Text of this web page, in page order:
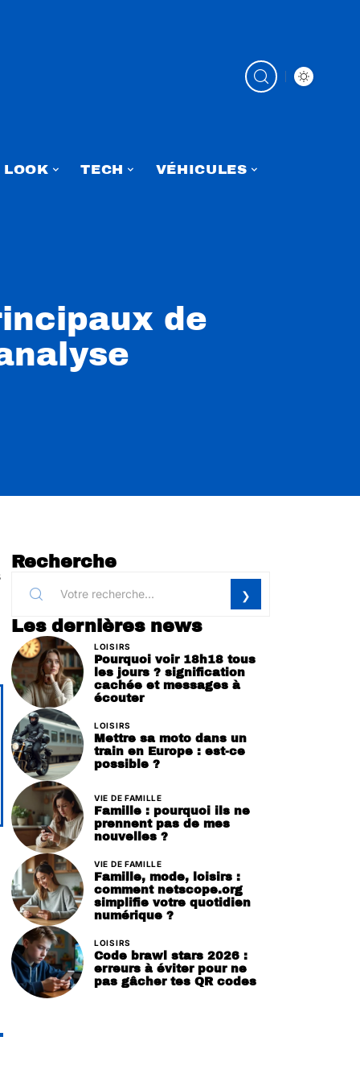
LOOK TECH VÉHICULES
de
Recherche
Les dernières news
LOISIRS
Pourquoi voir 18h18 tous
les jours ? signification
cachée et messages à
écouter
LOISIRS
Mettre sa moto dans un
train en Europe : est-ce
possible ?
VIE DE FAMILLE
Famille : pourquoi ils ne
prennent pas de mes
nouvelles ?
VIE DE FAMILLE
Famille, mode, loisirs :
comment netscope.org
simplifie votre quotidien
numérique ?
LOISIRS
Code brawl stars 2026 :
erreurs à éviter pour ne
pas gâcher tes QR codes